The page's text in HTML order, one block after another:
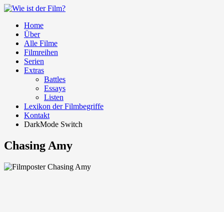
Home
Über
Alle Filme
Filmreihen
Serien
Extras
Battles
Essays
Listen
Lexikon der Filmbegriffe
Kontakt
DarkMode Switch
Chasing Amy